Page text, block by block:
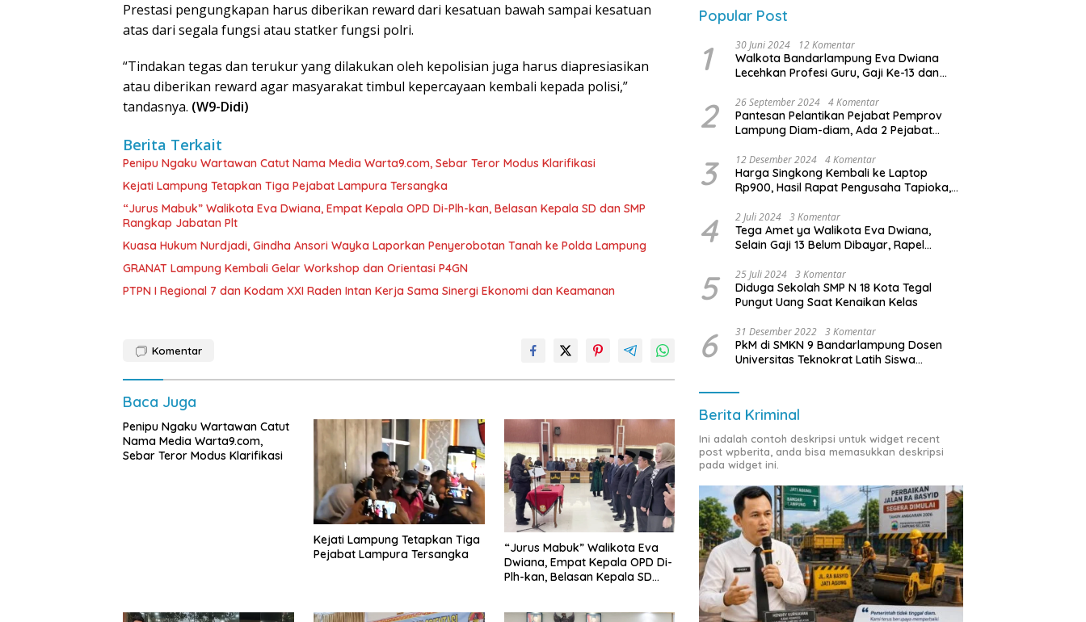
Prestasi pengungkapan harus diberikan reward dari kesatuan bawah sampai kesatuan
atas dari segala fungsi atau statker fungsi polri.
“Tindakan tegas dan terukur yang dilakukan oleh kepolisian juga harus diapresiasikan
atau diberikan reward agar masyarakat timbul kepercayaan kembali kepada polisi,”
tandasnya. (W9-Didi)
Berita Terkait
Penipu Ngaku Wartawan Catut Nama Media Warta9.com, Sebar Teror Modus Klarifikasi
Kejati Lampung Tetapkan Tiga Pejabat Lampura Tersangka
“Jurus Mabuk” Walikota Eva Dwiana, Empat Kepala OPD Di-Plh-kan, Belasan Kepala SD dan SMP
Rangkap Jabatan Plt
Kuasa Hukum Nurdjadi, Gindha Ansori Wayka Laporkan Penyerobotan Tanah ke Polda Lampung
GRANAT Lampung Kembali Gelar Workshop dan Orientasi P4GN
PTPN I Regional 7 dan Kodam XXI Raden Intan Kerja Sama Sinergi Ekonomi dan Keamanan
Komentar
Baca Juga
Penipu Ngaku Wartawan Catut
Nama Media Warta9.com,
Sebar Teror Modus Klarifikasi
Kejati Lampung Tetapkan Tiga
Pejabat Lampura Tersangka
“Jurus Mabuk” Walikota Eva
Dwiana, Empat Kepala OPD Di-
Plh-kan, Belasan Kepala SD
Popular Post
1 30 Juni 2024 12 Komentar
Walkota Bandarlampung Eva Dwiana
Lecehkan Profesi Guru, Gaji Ke-13 dan
2 26 September 2024 4 Komentar
Pantesan Pelantikan Pejabat Pemprov
Lampung Diam-diam, Ada 2 Pejabat
3 12 Desember 2024 4 Komentar
Harga Singkong Kembali ke Laptop
Rp900, Hasil Rapat Pengusaha Tapioka,
Lampung
4 2 Juli 2024 3 Komentar
Tega Amet ya Walikota Eva Dwiana,
Selain Gaji 13 Belum Dibayar, Rapel
Dibayar
5 25 Juli 2024 3 Komentar
Diduga Sekolah SMP N 18 Kota Tegal
Pungut Uang Saat Kenaikan Kelas
6 31 Desember 2022 3 Komentar
PkM di SMKN 9 Bandarlampung Dosen
Universitas Teknokrat Latih Siswa
Berita Kriminal
Ini adalah contoh deskripsi untuk widget recent
post wpberita, anda bisa memasukkan deskripsi
pada widget ini.